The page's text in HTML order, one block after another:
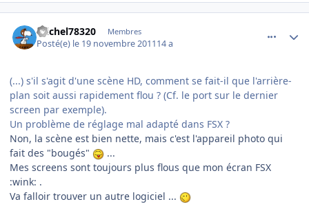
michel78320 Membres
Posté(e) le 19 novembre 201114 a
(...) s'il s'agit d'une scène HD, comment se fait-il que l'arrière-
plan soit aussi rapidement flou ? (Cf. le port sur le dernier
screen par exemple).
Un problème de réglage mal adapté dans FSX ?
Non, la scène est bien nette, mais c'est l'appareil photo qui
fait des "bougés"
...
Mes screens sont toujours plus flous que mon écran FSX
:wink: .
Va falloir trouver un autre logiciel ...